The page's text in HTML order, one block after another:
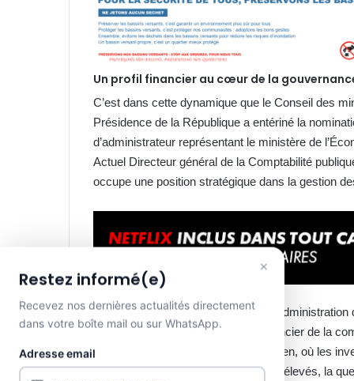
Un profil financier au cœur de la
C’est dans cette dynamique que le Conseil des
Présidence de la République a entériné la
d’administrateur représentant le ministère de
Actuel Directeur général de la Comptabilité
occupe une position stratégique dans la gestion
Sa nomination au sein du Conseil
autorités de renforcer le pilotage financier de la
développement. Dans le secteur aérien, où les
financement restent particulièrement élevés, la
×
Restez informé(e)
Recevez nos dernières actualités directement
dans votre boîte mail ou sur WhatsApp.
Adresse email